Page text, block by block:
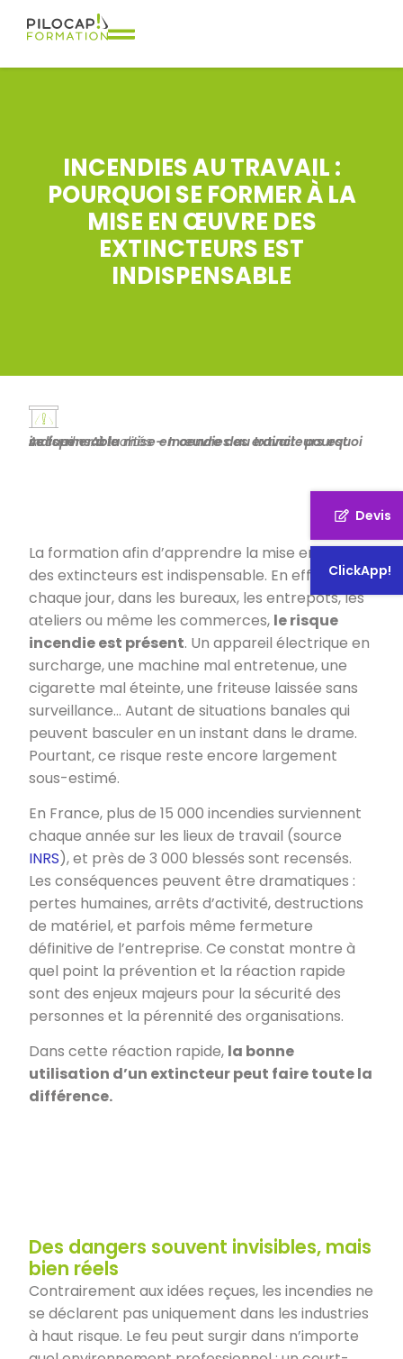
Devis
ClickApp!
INCENDIES AU TRAVAIL :
POURQUOI SE FORMER À LA
MISE EN ŒUVRE DES
EXTINCTEURS EST
INDISPENSABLE
Accueil–Actualités–
Incendies au travail : pourquoi se former à la mise en œuvre des extincteurs est indispensable
La formation afin d’apprendre la mise en œuvre
des extincteurs est indispensable. En effet,
chaque jour, dans les bureaux, les entrepôts, les
ateliers ou même les commerces, le risque
incendie est présent. Un appareil électrique en
surcharge, une machine mal entretenue, une
cigarette mal éteinte, une friteuse laissée sans
surveillance… Autant de situations banales qui
peuvent basculer en un instant dans le drame.
Pourtant, ce risque reste encore largement
sous-estimé.
En France, plus de 15 000 incendies surviennent
chaque année sur les lieux de travail (source
INRS), et près de 3 000 blessés sont recensés.
Les conséquences peuvent être dramatiques :
pertes humaines, arrêts d’activité, destructions
de matériel, et parfois même fermeture
définitive de l’entreprise. Ce constat montre à
quel point la prévention et la réaction rapide
sont des enjeux majeurs pour la sécurité des
personnes et la pérennité des organisations.
Dans cette réaction rapide, la bonne
utilisation d’un extincteur peut faire toute la
différence.
Des dangers souvent invisibles, mais
bien réels
Contrairement aux idées reçues, les incendies ne
se déclarent pas uniquement dans les industries
à haut risque. Le feu peut surgir dans n’importe